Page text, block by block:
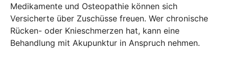
Medikamente und Osteopathie können sich
Versicherte über Zuschüsse freuen. Wer chronische
Rücken- oder Knieschmerzen hat, kann eine
Behandlung mit Akupunktur in Anspruch nehmen.